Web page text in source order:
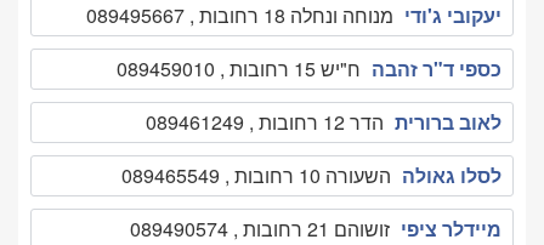
יעקובי ג'ודי מנוחה ונחלה 18 רחובות , 089495667
כספי ד"ר זהבה ח"יש 15 רחובות , 089459010
לאוב ברורית הדר 12 רחובות , 089461249
לסלו גאולה השעורה 10 רחובות , 089465549
מיידלר ציפי זושוהם 21 רחובות , 089490574